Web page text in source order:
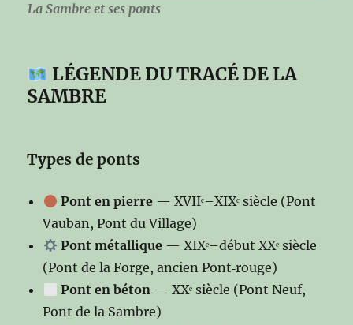
La Sambre et ses ponts
LÉGENDE DU TRACÉ DE LA
SAMBRE
Types de ponts
Pont en pierre— XVIIᵉ–XIXᵉ siècle (Pont
Vauban, Pont du Village)
Pont métallique— XIXᵉ–début XXᵉ siècle
(Pont de la Forge, ancien Pont‑rouge)
Pont en béton— XXᵉ siècle (Pont Neuf,
Pont de la Sambre)